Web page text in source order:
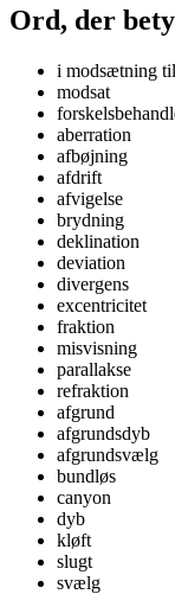
Ord, der
i modsætning til
modsat
aberration
afbøjning
afdrift
afvigelse
brydning
deklination
deviation
divergens
excentricitet
fraktion
misvisning
parallakse
refraktion
afgrund
afgrundsdyb
afgrundsvælg
bundløs
canyon
dyb
kløft
slugt
svælg